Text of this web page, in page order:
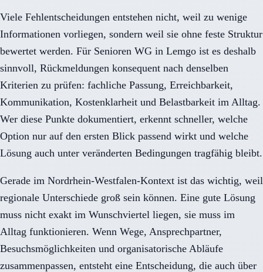
Viele Fehlentscheidungen entstehen nicht, weil zu wenige
Informationen vorliegen, sondern weil sie ohne feste Struktur
bewertet werden. Für Senioren WG in Lemgo ist es deshalb
sinnvoll, Rückmeldungen konsequent nach denselben
Kriterien zu prüfen: fachliche Passung, Erreichbarkeit,
Kommunikation, Kostenklarheit und Belastbarkeit im Alltag.
Wer diese Punkte dokumentiert, erkennt schneller, welche
Option nur auf den ersten Blick passend wirkt und welche
Lösung auch unter veränderten Bedingungen tragfähig bleibt.
Gerade im Nordrhein-Westfalen-Kontext ist das wichtig, weil
regionale Unterschiede groß sein können. Eine gute Lösung
muss nicht exakt im Wunschviertel liegen, sie muss im
Alltag funktionieren. Wenn Wege, Ansprechpartner,
Besuchsmöglichkeiten und organisatorische Abläufe
zusammenpassen, entsteht eine Entscheidung, die auch über